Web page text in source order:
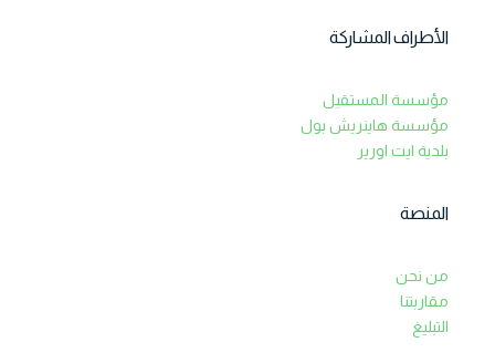
الأطراف المشاركة
مؤسسة المستقبل
مؤسسة هاينريش بول
بلدية ايت اورير
المنصة
من نحن
مقاربتنا
التبليغ